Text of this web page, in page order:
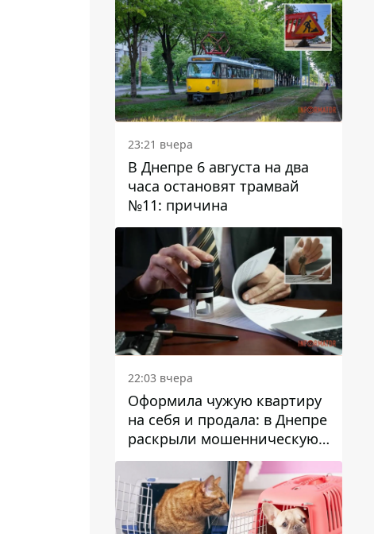
23:21 вчера
В Днепре 6 августа на два
часа остановят трамвай
№11: причина
22:03 вчера
Оформила чужую квартиру
на себя и продала: в Днепре
раскрыли мошенническую
схему с недвижимостью